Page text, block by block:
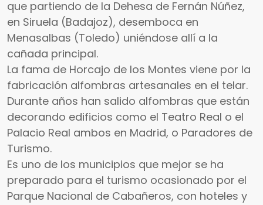
que partiendo de la Dehesa de Fernán Núñez,
en Siruela (Badajoz), desemboca en
Menasalbas (Toledo) uniéndose allí a la
cañada principal.
La fama de Horcajo de los Montes viene por la
fabricación alfombras artesanales en el telar.
Durante años han salido alfombras que están
decorando edificios como el Teatro Real o el
Palacio Real ambos en Madrid, o Paradores de
Turismo.
Es uno de los municipios que mejor se ha
preparado para el turismo ocasionado por el
Parque Nacional de Cabañeros, con hoteles y